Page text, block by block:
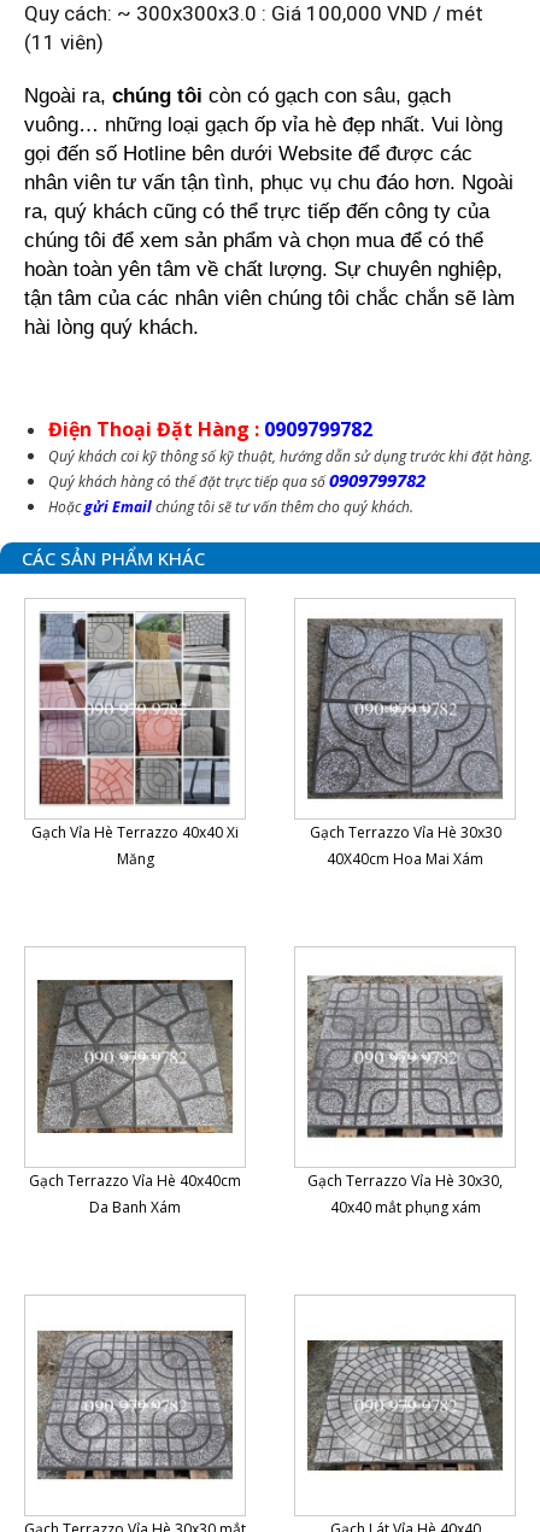
Quy cách: ~ 300x300x3.0 : Giá 100,000 VND / mét
(11 viên)
Ngoài ra, chúng tôi còn có gạch con sâu, gạch
vuông… những loại gạch ốp vỉa hè đẹp nhất. Vui lòng
gọi đến số Hotline bên dưới Website để được các
nhân viên tư vấn tận tình, phục vụ chu đáo hơn. Ngoài
ra, quý khách cũng có thể trực tiếp đến công ty của
chúng tôi để xem sản phẩm và chọn mua để có thể
hoàn toàn yên tâm về chất lượng. Sự chuyên nghiệp,
tận tâm của các nhân viên chúng tôi chắc chắn sẽ làm
hài lòng quý khách.
Điện Thoại Đặt Hàng : 0909799782
Quý khách coi kỹ thông số kỹ thuật, hướng dẫn sử dụng trước khi đặt hàng.
Quý khách hàng có thể đặt trực tiếp qua số0909799782
Hoặcgửi Emailchúng tôi sẽ tư vấn thêm cho quý khách.
CÁC SẢN PHẨM KHÁC
Gạch Vỉa Hè Terrazzo 40x40 Xi
Măng
Gạch Terrazzo Vỉa Hè 30x30
40X40cm Hoa Mai Xám
Gạch Terrazzo Vỉa Hè 40x40cm
Da Banh Xám
Gạch Terrazzo Vỉa Hè 30x30,
40x40 mắt phụng xám